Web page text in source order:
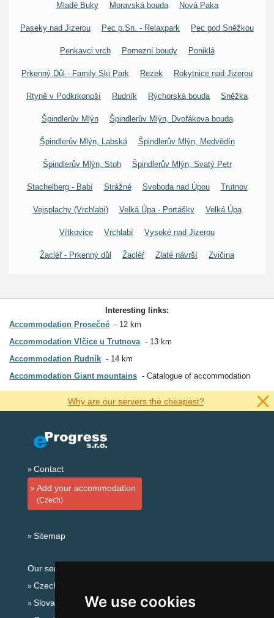
We use cookies
Mladé Buky Moravská bouda Nová Paka
Paseky nad Jizerou Pec p.Sn. - Relaxpark Pec pod Sněžkou
Penkavci vrch Pomezní boudy Poniklá
Prkenný Důl - Family Ski Park Rezek Rokytnice nad Jizerou
Rtyně v Podkrkonoší Rudník Rýchorská bouda Sněžka
Špindlerův Mlýn Špindlerův Mlýn, Dvořákova bouda
Špindlerův Mlýn, Labská Špindlerův Mlýn, Medvědín
Špindlerův Mlýn, Stoh Špindlerův Mlýn, Svatý Petr
Stachelberg - Babí Strážné Svoboda nad Úpou Trutnov
Vejsplachy (Vrchlabí) Velká Úpa - Portášky Velká Úpa
Vítkovice Vrchlabí Vysoké nad Jizerou
Žacléř - Prkenný důl Žacléř Zlaté návrší Zvičina
Interesting links:
Accommodation Prosečné
12 km
Accommodation Vlčice u Trutnova
13 km
Accommodation Rudník
14 km
Accommodation Giant mountains
Catalogue of accommodation
Why are our servers the cheapest?
Contact
Add your accommodation
(Czech)
Sitemap
Our servers:
Czech mountains
Slovakian mountains